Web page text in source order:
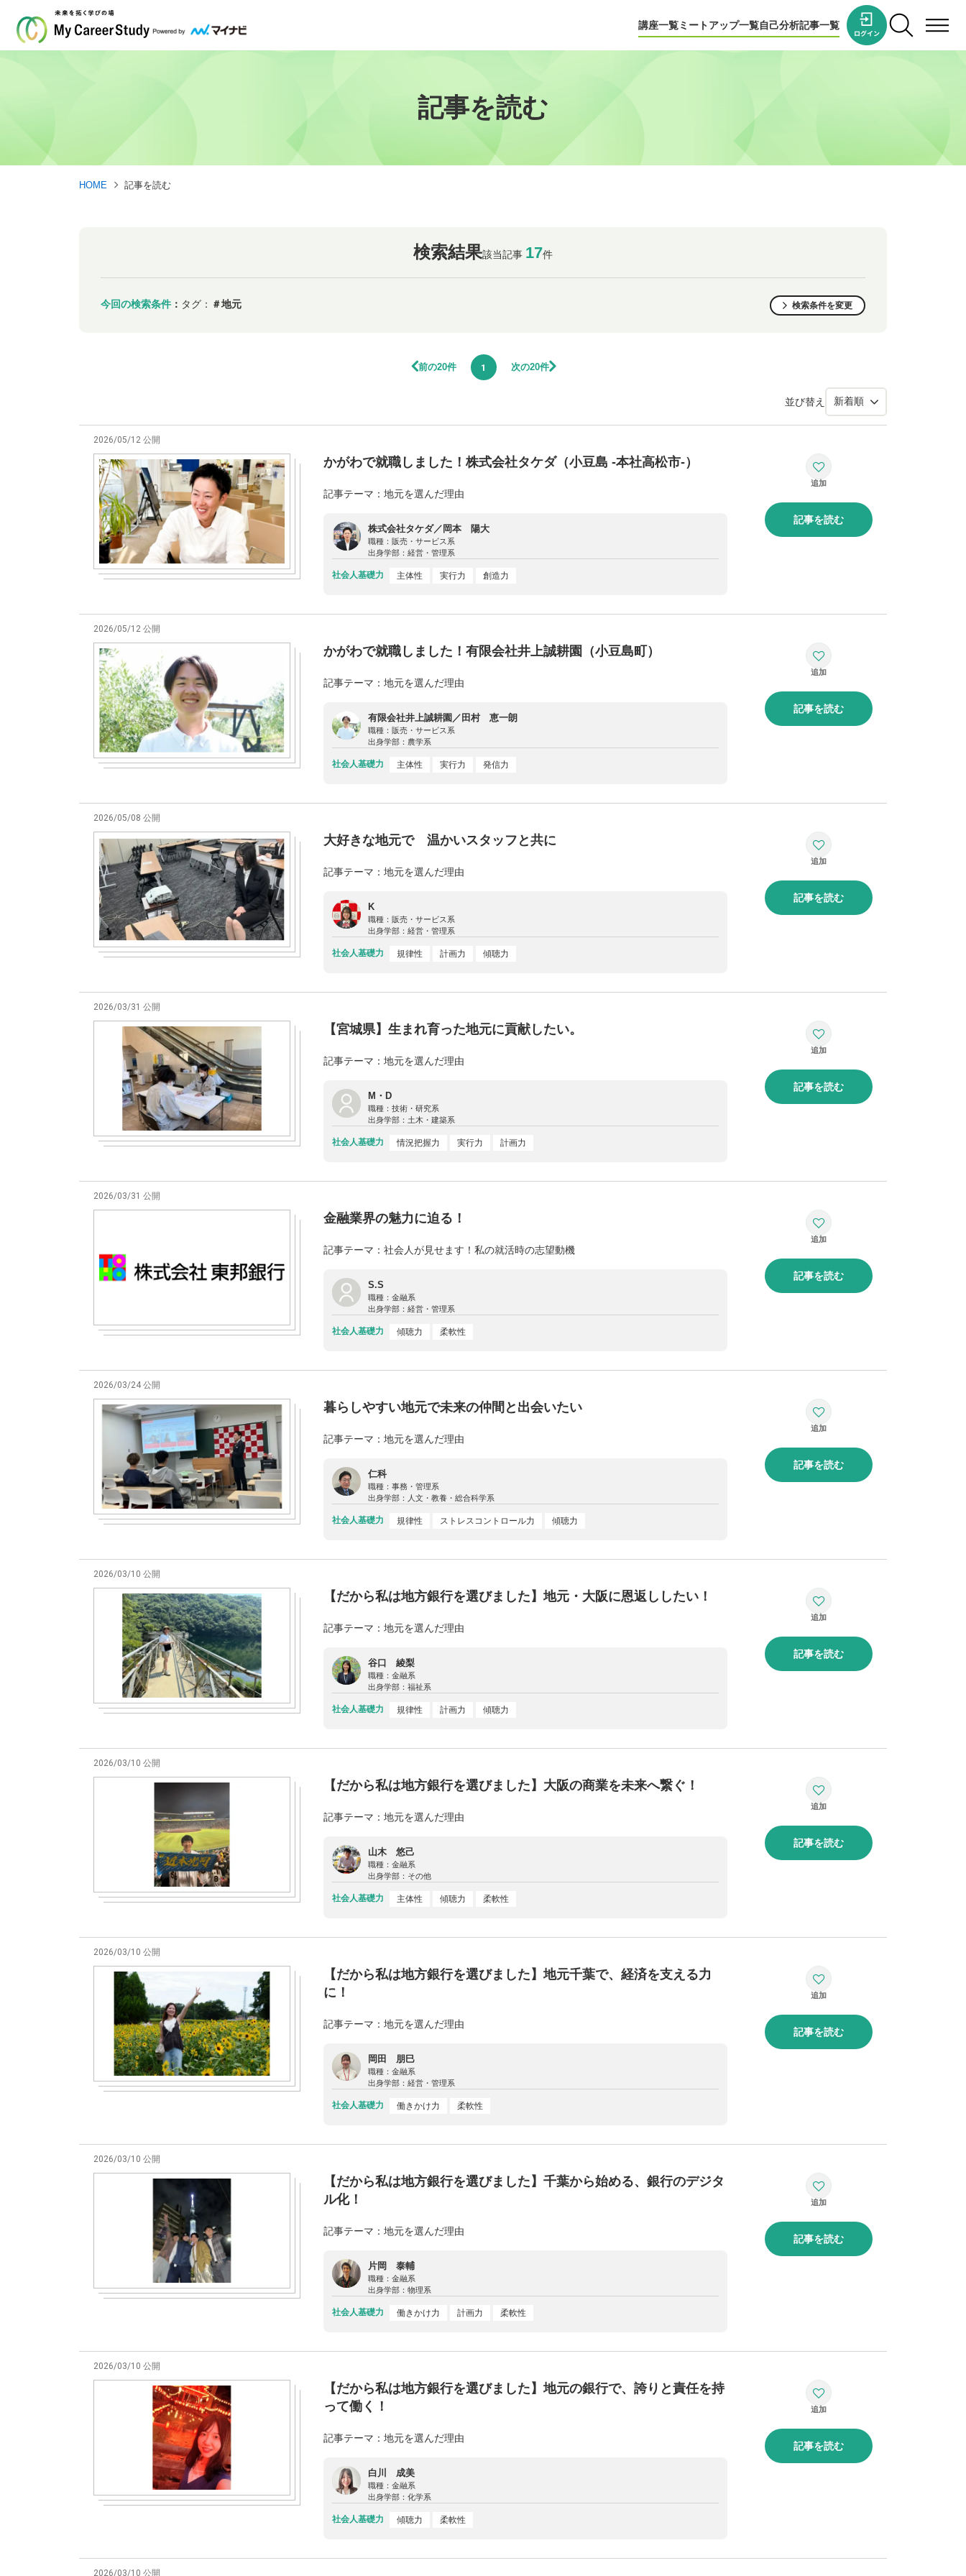
講座一覧ミートアップ一覧自己分析記事一覧
記事を読む
HOME 記事を読む
検索結果該当記事 17件
今回の検索条件 ： タグ： ＃地元 検索条件を変更
前の20件 1 次の20件
並び替え
2026/05/12 公開
かがわで就職しました！株式会社タケダ（小豆島 -本社高松市-）
記事テーマ：地元を選んだ理由
株式会社タケダ／岡本 陽大
職種： 販売・サービス系
出身学部： 経営・管理系
社会人基礎力 主体性 実行力 創造力
記事を読む
2026/05/12 公開
かがわで就職しました！有限会社井上誠耕園（小豆島町）
記事テーマ：地元を選んだ理由
有限会社井上誠耕園／田村 恵一朗
職種： 販売・サービス系
出身学部： 農学系
社会人基礎力 主体性 実行力 発信力
記事を読む
2026/05/08 公開
大好きな地元で 温かいスタッフと共に
記事テーマ：地元を選んだ理由
K
職種： 販売・サービス系
出身学部： 経営・管理系
社会人基礎力 規律性 計画力 傾聴力
記事を読む
2026/03/31 公開
【宮城県】生まれ育った地元に貢献したい。
記事テーマ：地元を選んだ理由
M・D
職種： 技術・研究系
出身学部： 土木・建築系
社会人基礎力 情況把握力 実行力 計画力
記事を読む
2026/03/31 公開
金融業界の魅力に迫る！
記事テーマ：社会人が見せます！私の就活時の志望動機
S.S
職種： 金融系
出身学部： 経営・管理系
社会人基礎力 傾聴力 柔軟性
記事を読む
2026/03/24 公開
暮らしやすい地元で未来の仲間と出会いたい
記事テーマ：地元を選んだ理由
仁科
職種： 事務・管理系
出身学部：
人文・教養・総合科学系
社会人基礎力 規律性 ストレスコントロール力 傾聴力
記事を読む
2026/03/10 公開
【だから私は地方銀行を選びました】地元・大阪に恩返ししたい！
記事テーマ：地元を選んだ理由
谷口 綾梨
職種： 金融系
出身学部： 福祉系
社会人基礎力 規律性 計画力 傾聴力
記事を読む
2026/03/10 公開
【だから私は地方銀行を選びました】大阪の商業を未来へ繋ぐ！
記事テーマ：地元を選んだ理由
山木 悠己
職種： 金融系
出身学部： その他
社会人基礎力 主体性 傾聴力 柔軟性
記事を読む
2026/03/10 公開
【だから私は地方銀行を選びました】地元千葉で、経済を支える力
に！
記事テーマ：地元を選んだ理由
岡田 朋巳
職種： 金融系
出身学部： 経営・管理系
社会人基礎力 働きかけ力 柔軟性
記事を読む
2026/03/10 公開
【だから私は地方銀行を選びました】千葉から始める、銀行のデジタ
ル化！
記事テーマ：地元を選んだ理由
片岡 泰輔
職種： 金融系
出身学部： 物理系
社会人基礎力 働きかけ力 計画力 柔軟性
記事を読む
2026/03/10 公開
【だから私は地方銀行を選びました】地元の銀行で、誇りと責任を持
って働く！
記事テーマ：地元を選んだ理由
白川 成美
職種： 金融系
出身学部： 化学系
社会人基礎力 傾聴力 柔軟性
記事を読む
2026/03/10 公開